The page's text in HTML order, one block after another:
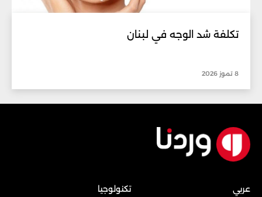
تكلفة شد الوجه في لبنان
8 تموز 2026
عربي
تكنولوجيا